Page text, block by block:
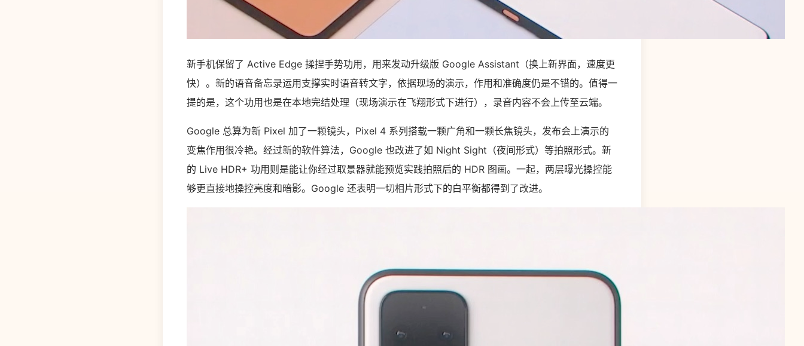
新手机保留了 Active Edge 揉捏手势功用，用来发动升级版 Google Assistant（换上新界面，速度更
快）。新的语音备忘录运用支撑实时语音转文字，依据现场的演示，作用和准确度仍是不错的。值得一
提的是，这个功用也是在本地完结处理（现场演示在飞翔形式下进行），录音内容不会上传至云端。
Google 总算为新 Pixel 加了一颗镜头，Pixel 4 系列搭载一颗广角和一颗长焦镜头，发布会上演示的
变焦作用很冷艳。经过新的软件算法，Google 也改进了如 Night Sight（夜间形式）等拍照形式。新
的 Live HDR+ 功用则是能让你经过取景器就能预览实践拍照后的 HDR 图画。一起，两层曝光操控能
够更直接地操控亮度和暗影。Google 还表明一切相片形式下的白平衡都得到了改进。